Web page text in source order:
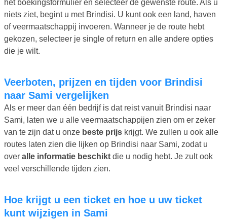
het boekingsformulier en selecteer de gewenste route. Als u
niets ziet, begint u met Brindisi. U kunt ook een land, haven
of veermaatschappij invoeren. Wanneer je de route hebt
gekozen, selecteer je single of return en alle andere opties
die je wilt.
Veerboten, prijzen en tijden voor Brindisi
naar Sami vergelijken
Als er meer dan één bedrijf is dat reist vanuit Brindisi naar
Sami, laten we u alle veermaatschappijen zien om er zeker
van te zijn dat u onze beste prijs krijgt. We zullen u ook alle
routes laten zien die lijken op Brindisi naar Sami, zodat u
over alle informatie beschikt die u nodig hebt. Je zult ook
veel verschillende tijden zien.
Hoe krijgt u een ticket en hoe u uw ticket
kunt wijzigen in Sami